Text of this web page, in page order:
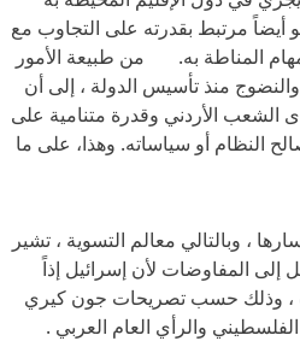
أيضاً مرتبط بقدرته على التجاوب مع
المناطة به. من طبيعة الأمور
منذ تأسيس الدولة ، إلى أن
الشعب الأردني وقدرة متنامية على
النظام أو سياساته. وهذا، على ما
، وبالتالي معالم التسوية ، تشير
المفاوضات لأن إسرائيل إذاً
، وذلك حسب تصريحات جون كيري
والرأي العام العربي .